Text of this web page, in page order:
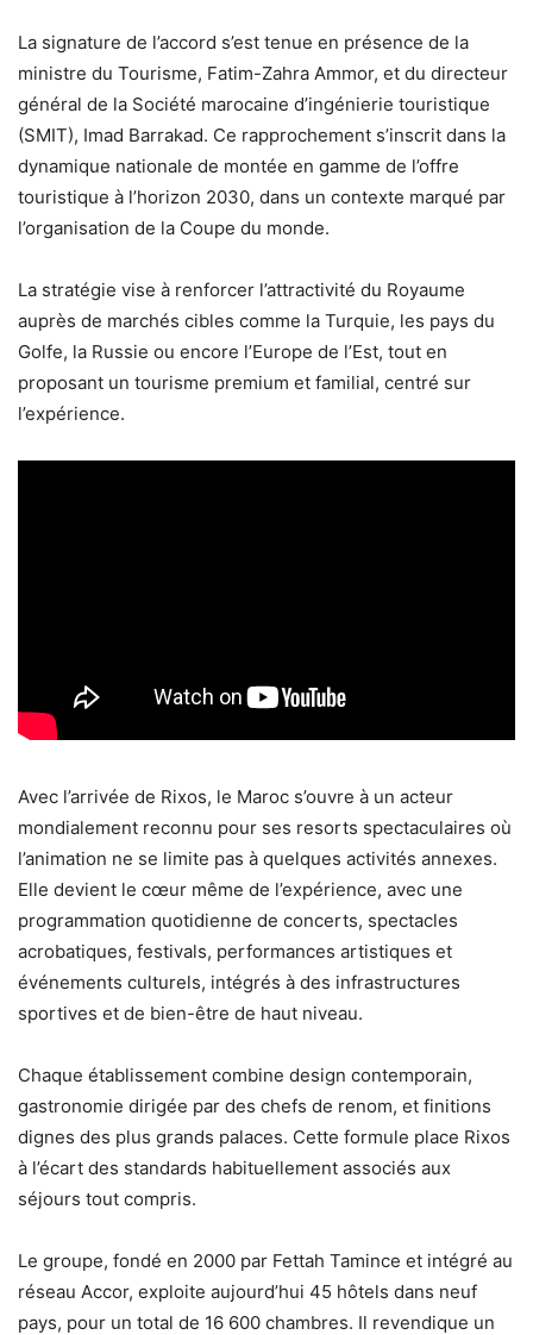
La signature de l’accord s’est tenue en présence de la
ministre du Tourisme, Fatim-Zahra Ammor, et du directeur
général de la Société marocaine d’ingénierie touristique
(SMIT), Imad Barrakad. Ce rapprochement s’inscrit dans la
dynamique nationale de montée en gamme de l’offre
touristique à l’horizon 2030, dans un contexte marqué par
l’organisation de la Coupe du monde.
La stratégie vise à renforcer l’attractivité du Royaume
auprès de marchés cibles comme la Turquie, les pays du
Golfe, la Russie ou encore l’Europe de l’Est, tout en
proposant un tourisme premium et familial, centré sur
l’expérience.
Avec l’arrivée de Rixos, le Maroc s’ouvre à un acteur
mondialement reconnu pour ses resorts spectaculaires où
l’animation ne se limite pas à quelques activités annexes.
Elle devient le cœur même de l’expérience, avec une
programmation quotidienne de concerts, spectacles
acrobatiques, festivals, performances artistiques et
événements culturels, intégrés à des infrastructures
sportives et de bien-être de haut niveau.
Chaque établissement combine design contemporain,
gastronomie dirigée par des chefs de renom, et finitions
dignes des plus grands palaces. Cette formule place Rixos
à l’écart des standards habituellement associés aux
séjours tout compris.
Le groupe, fondé en 2000 par Fettah Tamince et intégré au
réseau Accor, exploite aujourd’hui 45 hôtels dans neuf
pays, pour un total de 16 600 chambres. Il revendique un